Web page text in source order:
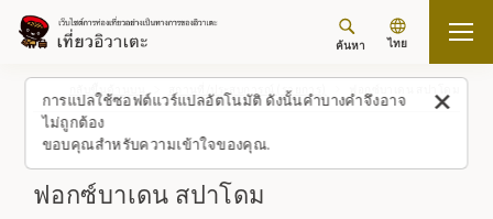
การแปลใช้ซอฟต์แวร์แปลอัตโนมัติ ดังนั้นคำบางคำจึงอาจ
ไม่ถูกต้อง
ขอบคุณสำหรับความเข้าใจของคุณ.
ค้นหา ไทย
กลับขึ้นด้านบน สถานที่/ประสบการณ์ (รายการ)
ฟอกซ์บาเดน สปาโดม